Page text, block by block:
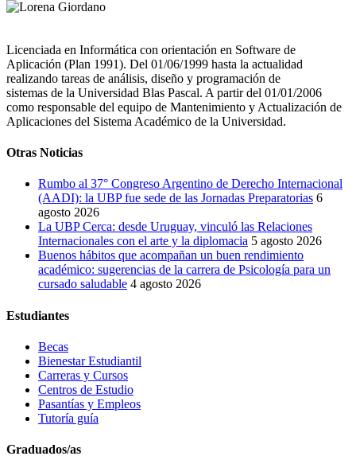
Licenciada en Informática con orientación en Software de
Aplicación (Plan 1991). Del 01/06/1999 hasta la actualidad
realizando tareas de análisis, diseño y programación de
sistemas de la Universidad Blas Pascal. A partir del 01/01/2006
como responsable del equipo de Mantenimiento y Actualización de
Aplicaciones del Sistema Académico de la Universidad.
Otras Noticias
Rumbo al 37° Congreso Argentino de Derecho Internacional
(AADI): la UBP fue sede de las Jornadas Preparatorias 6
agosto 2026
La UBP Cerca: desde Uruguay, vinculó las Relaciones
Internacionales con el arte y la diplomacia 5 agosto 2026
Buenos hábitos que acompañan un buen rendimiento
académico: sugerencias de la carrera de Psicología para un
cursado saludable 4 agosto 2026
Estudiantes
Becas
Bienestar Estudiantil
Carreras y Cursos
Centros de Estudio
Pasantías y Empleos
Tutoría guía
Graduados/as